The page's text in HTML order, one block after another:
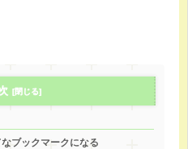
ブックマークになる